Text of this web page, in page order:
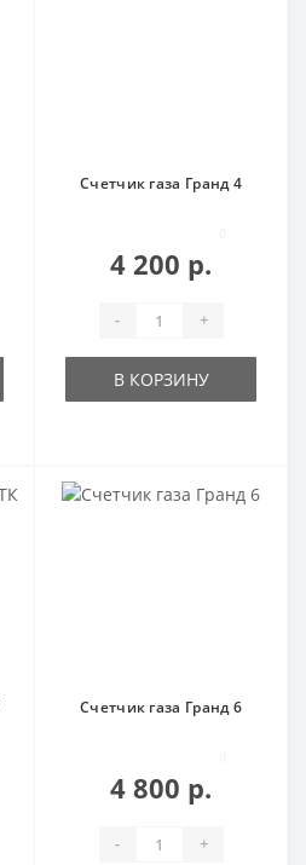
Счетчик газа Гранд 4
4 200 р.
- +
В КОРЗИНУ
Счетчик газа Гранд 6
4 800 р.
- +